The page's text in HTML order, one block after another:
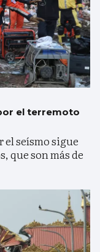
el terremoto
el seísmo sigue
que son más de